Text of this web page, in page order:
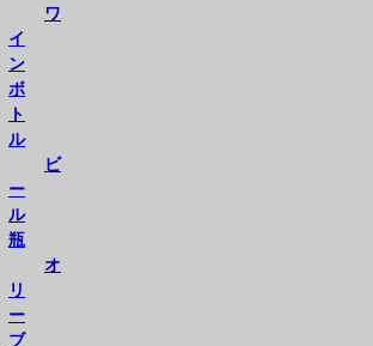
ワ
イ
ン
ボ
ト
ル
ビ
ー
ル
瓶
オ
リ
ー
ブ